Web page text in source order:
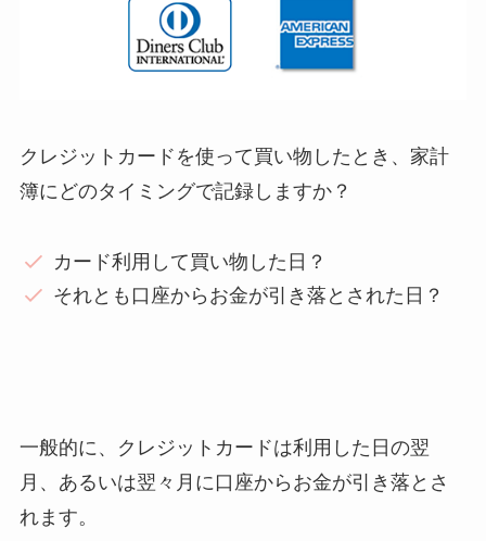
クレジットカードを使って買い物したとき、家計
簿にどのタイミングで記録しますか？
カード利用して買い物した日？
それとも口座からお金が引き落とされた日？
一般的に、クレジットカードは利用した日の翌
月、あるいは翌々月に口座からお金が引き落とさ
れます。